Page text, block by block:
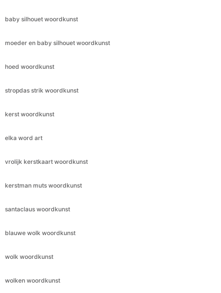
baby silhouet woordkunst
moeder en baby silhouet woordkunst
hoed woordkunst
stropdas strik woordkunst
kerst woordkunst
elka word art
vrolijk kerstkaart woordkunst
kerstman muts woordkunst
santaclaus woordkunst
blauwe wolk woordkunst
wolk woordkunst
wolken woordkunst